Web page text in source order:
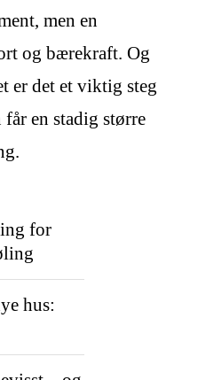
men en
og bærekraft. Og
er det et viktig steg
en stadig større
for
hus: